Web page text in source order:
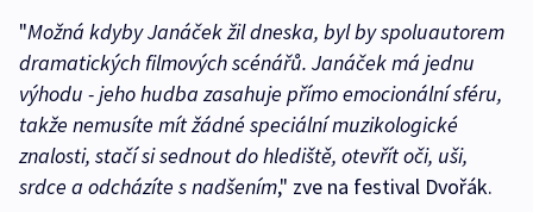
"Možná kdyby Janáček žil dneska, byl by spoluautorem
dramatických filmových scénářů. Janáček má jednu
výhodu - jeho hudba zasahuje přímo emocionální sféru,
takže nemusíte mít žádné speciální muzikologické
znalosti, stačí si sednout do hlediště, otevřít oči, uši,
srdce a odcházíte s nadšením," zve na festival Dvořák.